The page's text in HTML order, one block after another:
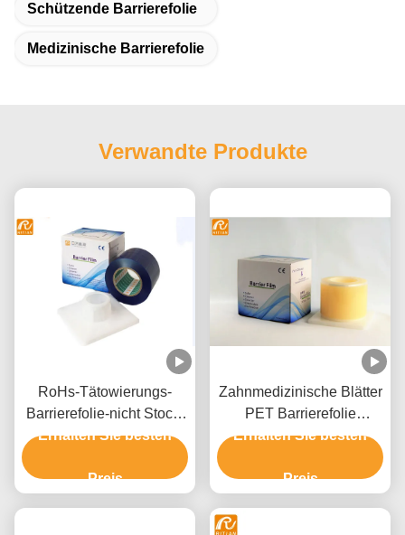
Schützende Barrierefolie
Medizinische Barrierefolie
Verwandte Produkte
RoHs-Tätowierungs-
Barrierefolie-nicht Stock-
Rand
Erhalten Sie besten
Preis
Zahnmedizinische Blätter
PET Barrierefolie
medizinische Geräte
Erhalten Sie besten
Preis